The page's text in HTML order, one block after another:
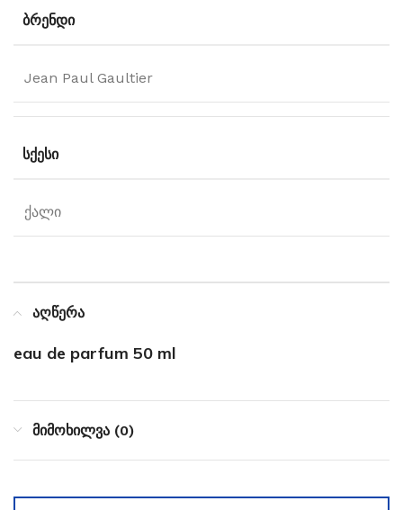
ᲑᲠᲔᲜᲓᲘ
Jean Paul Gaultier
ᲡᲥᲔᲡᲘ
ქალი
აღწერა
eau de parfum 50 ml
მიმოხილვა (0)